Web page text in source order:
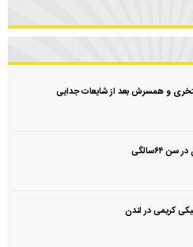
و همسرش بعد از شایعات جدایی
۶۴سالگی
کریمی در لندن